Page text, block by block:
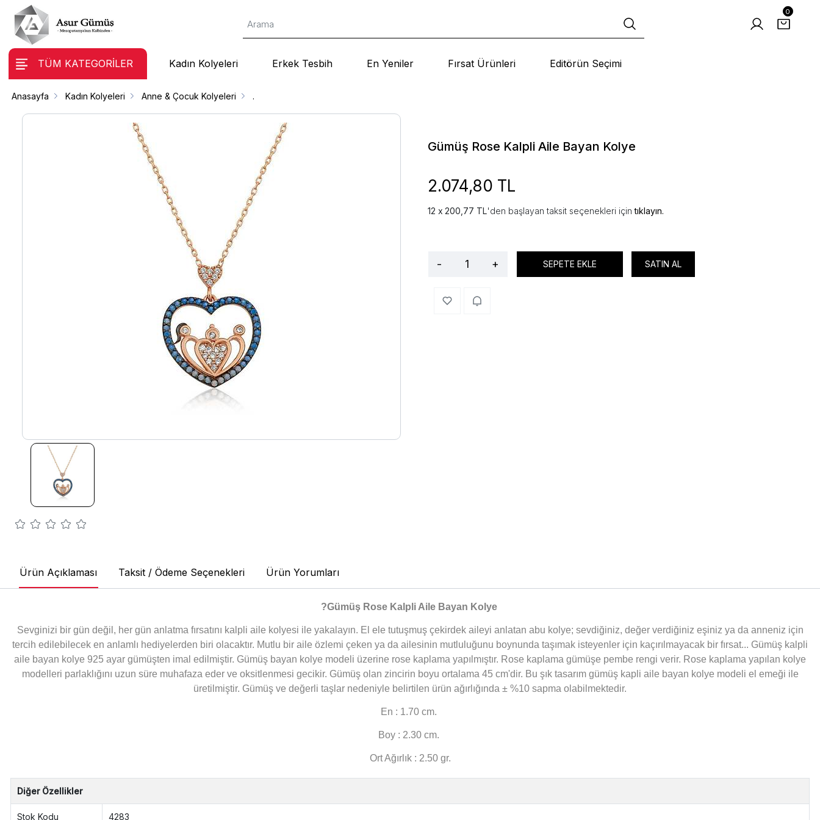
0
TÜM KATEGORİLER Kadın Kolyeleri Erkek Tesbih En Yeniler Fırsat Ürünleri Editörün Seçimi
Anasayfa Kadın Kolyeleri Anne & Çocuk Kolyeleri .
Gümüş Rose Kalpli Aile Bayan Kolye
2.074,80 TL
200,77 TL'den başlayan taksit seçenekleri içintıklayın.
- + SEPETE EKLE SATIN AL
Ürün Açıklaması Taksit / Ödeme Seçenekleri Ürün Yorumları
?Gümüş Rose Kalpli Aile Bayan Kolye
Sevginizi bir gün değil, her gün anlatma fırsatını kalpli aile kolyesi ile yakalayın. El ele tutuşmuş çekirdek aileyi anlatan abu kolye; sevdiğiniz, değer verdiğiniz eşiniz ya da anneniz için
tercih edilebilecek en anlamlı hediyelerden biri olacaktır. Mutlu bir aile özlemi çeken ya da ailesinin mutluluğunu boynunda taşımak isteyenler için kaçırılmayacak bir fırsat... Gümüş kalpli
aile bayan kolye 925 ayar gümüşten imal edilmiştir. Gümüş bayan kolye modeli üzerine rose kaplama yapılmıştır. Rose kaplama gümüşe pembe rengi verir. Rose kaplama yapılan kolye
modelleri parlaklığını uzun süre muhafaza eder ve oksitlenmesi gecikir. Gümüş olan zincirin boyu ortalama 45 cm'dir. Bu şık tasarım gümüş kapli aile bayan kolye modeli el emeği ile
üretilmiştir. Gümüş ve değerli taşlar nedeniyle belirtilen ürün ağırlığında ± %10 sapma olabilmektedir.
En : 1.70 cm.
Boy : 2.30 cm.
Ort Ağırlık : 2.50 gr.
Diğer Özellikler
Stok Kodu 4283